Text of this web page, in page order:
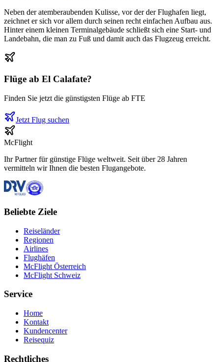
Neben der atemberaubenden Kulisse, vor der der Flughafen liegt,
zeichnet er sich vor allem durch seinen recht einfachen Aufbau aus.
Hinter einem kleinen Terminalgebäude schließt sich eine Start- und
Landebahn, die man zu Fuß und damit auch das Flugzeug erreicht.
Flüge ab El Calafate?
Finden Sie jetzt die günstigsten Flüge ab FTE
Jetzt Flug suchen
McFlight
Ihr Partner für günstige Flüge weltweit. Seit über 28 Jahren
vermitteln wir Ihnen die besten Flugangebote.
Beliebte Ziele
Reiseländer
Regionen
Airlines
Flughäfen
McFlight Österreich
McFlight Schweiz
Service
Home
Kontakt
Kundencenter
Reisequiz
Rechtliches